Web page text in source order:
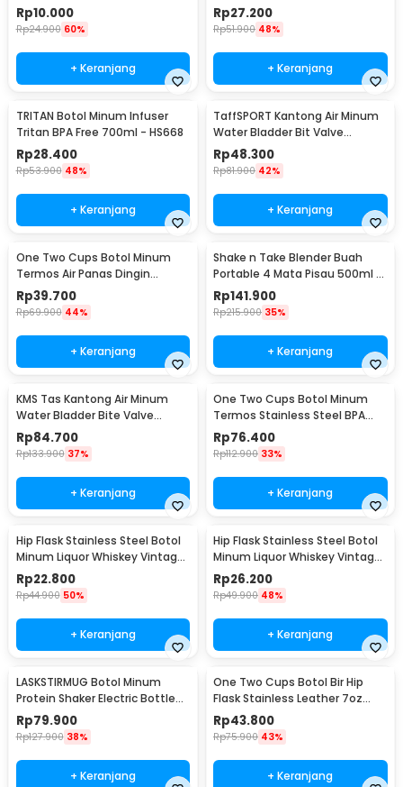
700ml - S29
Rp10.000
Rp24.900 60%
+ Keranjang
Hydration Bag 2L - SD16
Rp27.200
Rp51.900 48%
+ Keranjang
TRITAN Botol Minum Infuser
Tritan BPA Free 700ml - HS668
Rp28.400
Rp53.900 48%
+ Keranjang
TaffSPORT Kantong Air Minum
Water Bladder Bit Valve
Hydration Bag 2L - SD16
Rp48.300
Rp81.900 42%
+ Keranjang
One Two Cups Botol Minum
Termos Air Panas Dingin
Stainless Steel 260ml -
AQW575
Rp39.700
Rp69.900 44%
+ Keranjang
Shake n Take Blender Buah
Portable 4 Mata Pisau 500ml -
VT-04
Rp141.900
Rp215.900 35%
+ Keranjang
KMS Tas Kantong Air Minum
Water Bladder Bite Valve
Hydration Bag 3L - BL018
Rp84.700
Rp133.900 37%
+ Keranjang
One Two Cups Botol Minum
Termos Stainless Steel BPA
Free 400ml - K623
Rp76.400
Rp112.900 33%
+ Keranjang
Hip Flask Stainless Steel Botol
Minum Liquor Whiskey Vintage
7oz Johnnie Walker - H-7
Rp22.800
Rp44.900 50%
+ Keranjang
Hip Flask Stainless Steel Botol
Minum Liquor Whiskey Vintage
7oz Jack Daniel - H-7
Rp26.200
Rp49.900 48%
+ Keranjang
LASKSTIRMUG Botol Minum
Protein Shaker Electric Bottle
BPA Free 480ml - 1505
Rp79.900
Rp127.900 38%
+ Keranjang
One Two Cups Botol Bir Hip
Flask Stainless Leather 7oz
with Shot Glass
Rp43.800
Rp75.900 43%
+ Keranjang